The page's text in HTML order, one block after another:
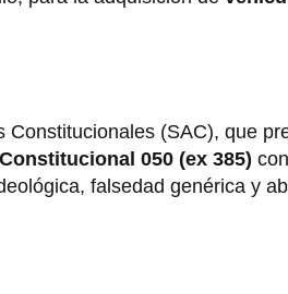
Constitucionales (SAC), que
050 (ex 385)
falsedad genérica y